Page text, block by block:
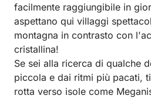
facilmente raggiungibile in
aspettano qui villaggi
montagna in contrasto con
cristallina!
Se sei alla ricerca di qualche
piccola e dai ritmi più pacati,
rotta verso isole come